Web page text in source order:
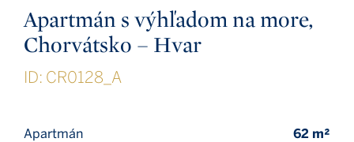
Apartmán s výhľadom na more,
Chorvátsko – Hvar
ID: CR0128_A
Apartmán 62 m²